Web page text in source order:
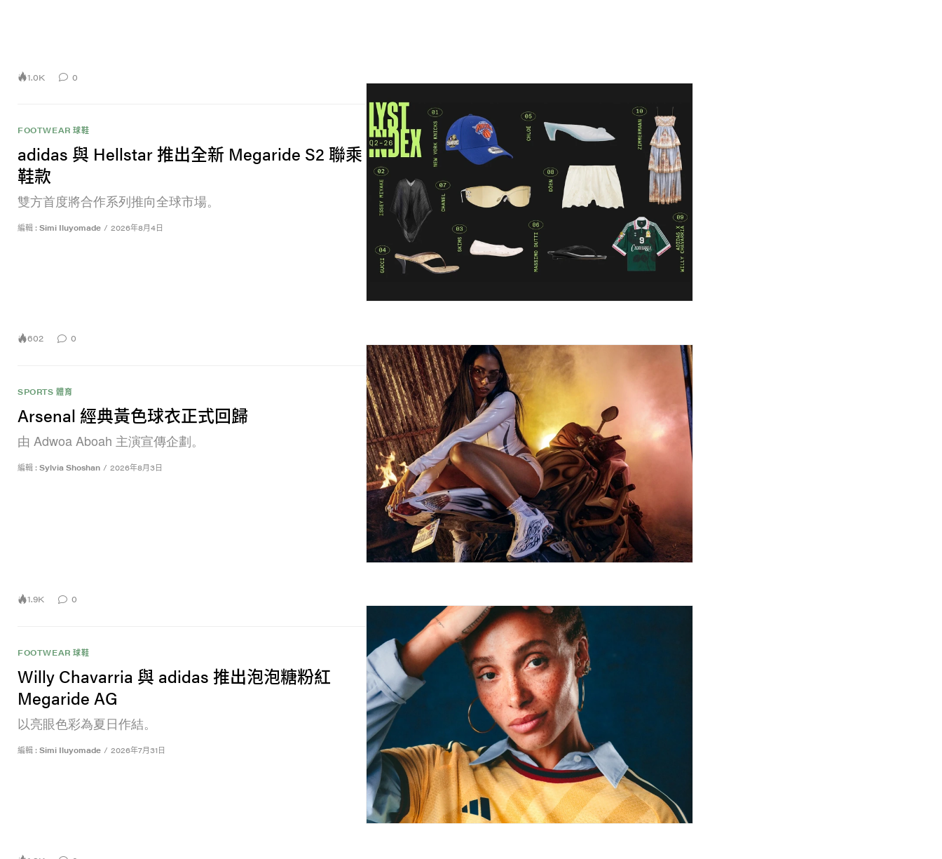
1.0K 0
FOOTWEAR 球鞋
adidas 與 Hellstar 推出全新 Megaride S2 聯乘
鞋款
雙方首度將合作系列推向全球市場。
編輯 : Simi Iluyomade / 2026年8月4日
602 0
SPORTS 體育
Arsenal 經典黃色球衣正式回歸
由 Adwoa Aboah 主演宣傳企劃。
編輯 : Sylvia Shoshan / 2026年8月3日
1.9K 0
FOOTWEAR 球鞋
Willy Chavarria 與 adidas 推出泡泡糖粉紅
Megaride AG
以亮眼色彩為夏日作結。
編輯 : Simi Iluyomade / 2026年7月31日